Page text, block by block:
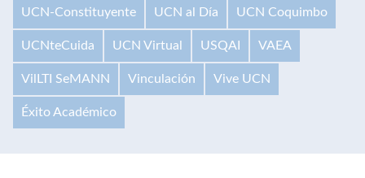
UCN-Constituyente UCN al Día UCN Coquimbo
UCNteCuida UCN Virtual USQAI VAEA
VilLTI SeMANN Vinculación Vive UCN
Éxito Académico